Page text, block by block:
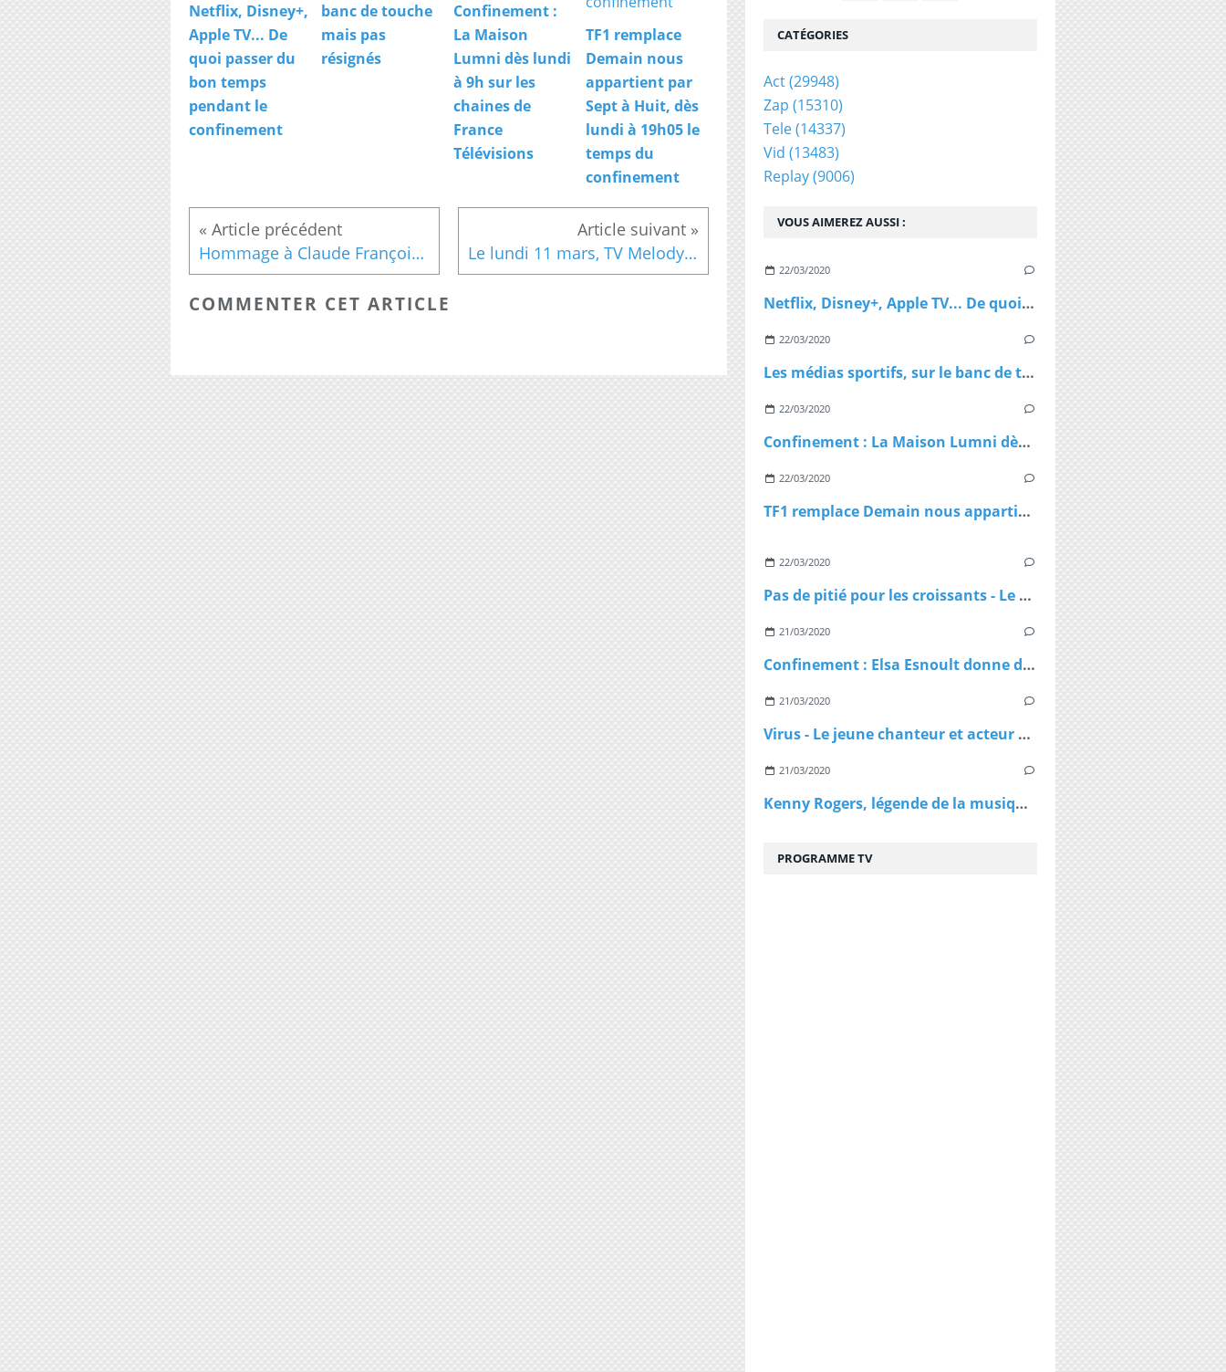
Netflix, Disney+,
Apple TV... De
quoi passer du
bon temps
pendant le
confinement
banc de touche
mais pas
résignés
Confinement :
La Maison
Lumni dès lundi
à 9h sur les
chaines de
France
Télévisions
TF1 remplace
Demain nous
appartient par
Sept à Huit, dès
lundi à 19h05 le
temps du
confinement
Hommage à Claude François : TV Melody proposera le mercredi 13 mars, "La route du jeudi : Le gai jeudi" datant de 1968 Le lundi 11 mars, TV Melody proposera l'émission "Vient de paraître" avec Alain Bashung, jamais revue depuis 1966
COMMENTER CET ARTICLE
VOUS AIMEREZ AUSSI :
22/03/2020
Netflix, Disney+, Apple TV... De quoi passer du bon temps pendant le confinement
22/03/2020
Les médias sportifs, sur le banc de touche mais pas résignés
22/03/2020
Confinement : La Maison Lumni dès lundi à 9h sur les chaines de France Télévisions
22/03/2020
TF1 remplace Demain nous appartient par Sept à Huit, dès lundi à 19h05 le temps du confinement
22/03/2020
Pas de pitié pour les croissants - Le croissant pirate
21/03/2020
Confinement : Elsa Esnoult donne de ses nouvelles dans une longue vidéo Facebook Live
21/03/2020
Virus - Le jeune chanteur et acteur Lenni Kim annonce être positif au coronavirus ainsi que sa maman après un test fait au Canada
21/03/2020
Kenny Rogers, légende de la musique country, est décédé à 81 ans
CATÉGORIES
Act(29948)
Zap (15310)
Tele(14337)
Vid (13483)
Replay(9006)
PROGRAMME TV